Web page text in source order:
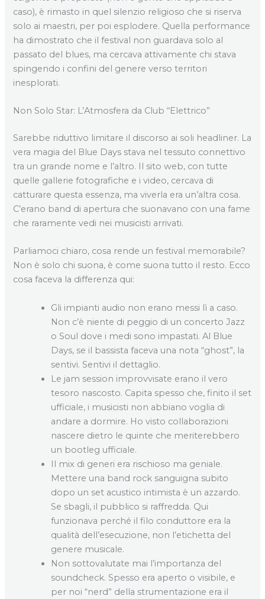
caso), è rimasto in quel silenzio religioso che si riserva
solo ai maestri, per poi esplodere. Quella performance
ha dimostrato che il festival non guardava solo al
passato del blues, ma cercava attivamente chi stava
spingendo i confini del genere verso territori
inesplorati.
Non Solo Star: L’Atmosfera da Club “Elettrico”
Sarebbe riduttivo limitare il discorso ai soli headliner. La
vera magia del Blue Days stava nel tessuto connettivo
tra un grande nome e l’altro. Il sito web, con tutte
quelle gallerie fotografiche e i video, cercava di
catturare questa essenza, ma viverla era un’altra cosa.
C’erano band di apertura che suonavano con una fame
che raramente vedi nei musicisti arrivati.
Parliamoci chiaro, cosa rende un festival memorabile?
Non è solo chi suona, è come suona tutto il resto. Ecco
cosa faceva la differenza qui:
Gli impianti audio non erano messi lì a caso.
Non c’è niente di peggio di un concerto Jazz
o Soul dove i medi sono impastati. Al Blue
Days, se il bassista faceva una nota “ghost”, la
sentivi. Sentivi il dettaglio.
Le jam session improvvisate erano il vero
tesoro nascosto. Capita spesso che, finito il set
ufficiale, i musicisti non abbiano voglia di
andare a dormire. Ho visto collaborazioni
nascere dietro le quinte che meriterebbero
un bootleg ufficiale.
Il mix di generi era rischioso ma geniale.
Mettere una band rock sanguigna subito
dopo un set acustico intimista è un azzardo.
Se sbagli, il pubblico si raffredda. Qui
funzionava perché il filo conduttore era la
qualità dell’esecuzione, non l’etichetta del
genere musicale.
Non sottovalutate mai l’importanza del
soundcheck. Spesso era aperto o visibile, e
per noi “nerd” della strumentazione era il